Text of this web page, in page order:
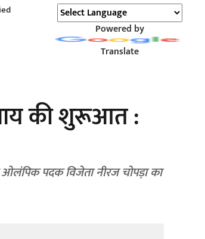
Powered by
Translate
की शुरूआत :
पदक विजेता नीरज चोपड़ा का